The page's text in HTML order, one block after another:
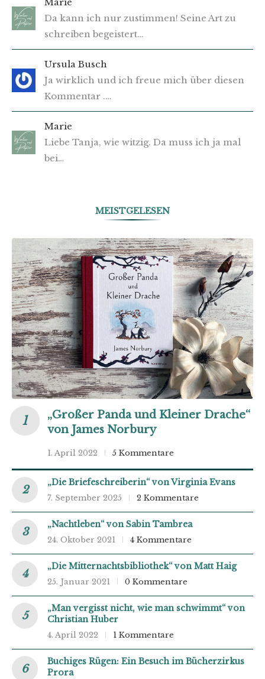
Da kann ich nur zustimmen! Seine Art zu
schreiben begeistert…
Ursula Busch
Ja wirklich und ich freue mich über diesen
Kommentar .…
Marie
Liebe Tanja, wie witzig. Da muss ich ja mal
bei…
MEISTGELESEN
„Großer Panda und Kleiner Drache“
von James Norbury
1. April 2022 5 Kommentare
„Die Briefeschreiberin“ von Virginia Evans
7. September 2025 2 Kommentare
„Nachtleben“ von Sabin Tambrea
24. Oktober 2021 4 Kommentare
„Die Mitternachtsbibliothek“ von Matt Haig
25. Januar 2021 0 Kommentare
„Man vergisst nicht, wie man schwimmt“ von
Christian Huber
4. April 2022 1 Kommentare
Buchiges Rügen: Ein Besuch im Bücherzirkus
Prora